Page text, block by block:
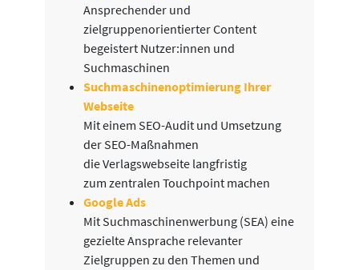
Ansprechender und
zielgruppenorientierter Content
begeistert Nutzer:innen und
Suchmaschinen
Suchmaschinenoptimierung Ihrer
Webseite
Mit einem SEO-Audit und Umsetzung
der SEO-Maßnahmen
die Verlagswebseite langfristig
zum zentralen Touchpoint machen
Google Ads
Mit Suchmaschinenwerbung (SEA) eine
gezielte Ansprache relevanter
Zielgruppen zu den Themen und